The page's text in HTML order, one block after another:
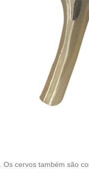
Os cervos também são